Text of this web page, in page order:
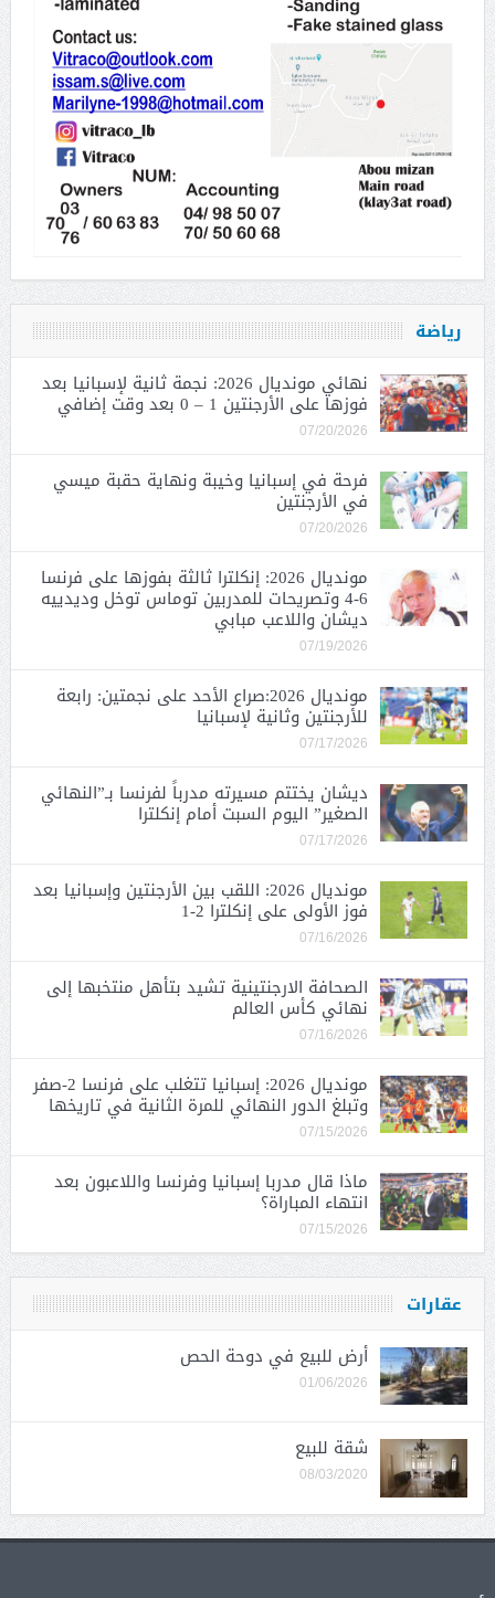
رياضة
نهائي مونديال 2026: نجمة ثانية لإسبانيا بعد
فوزها على الأرجنتين 1 – 0 بعد وقت إضافي
07/20/2026
فرحة في إسبانيا وخيبة ونهاية حقبة ميسي
في الأرجنتين
07/20/2026
مونديال 2026: إنكلترا ثالثة بفوزها على فرنسا
6-4 وتصريحات للمدربين توماس توخل وديدييه
ديشان واللاعب مبابي
07/19/2026
مونديال 2026:صراع الأحد على نجمتين: رابعة
للأرجنتين وثانية لإسبانيا
07/17/2026
ديشان يختتم مسيرته مدرباً لفرنسا بـ”النهائي
الصغير” اليوم السبت أمام إنكلترا
07/17/2026
مونديال 2026: اللقب بين الأرجنتين وإسبانيا بعد
فوز الأولى على إنكلترا 2-1
07/16/2026
الصحافة الارجنتينية تشيد بتأهل منتخبها إلى
نهائي كأس العالم
07/16/2026
مونديال 2026: إسبانيا تتغلب على فرنسا 2-صفر
وتبلغ الدور النهائي للمرة الثانية في تاريخها
07/15/2026
ماذا قال مدربا إسبانيا وفرنسا واللاعبون بعد
انتهاء المباراة؟
07/15/2026
عقارات
أرض للبيع في دوحة الحص
01/06/2026
شقة للبيع
08/03/2020